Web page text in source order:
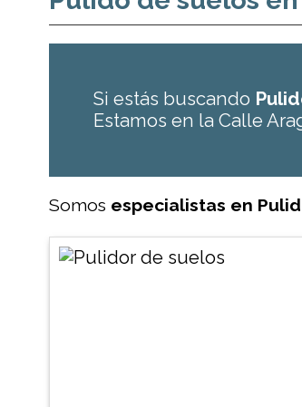
Si estás buscando
Estamos en la Calle
Somos especialistas en